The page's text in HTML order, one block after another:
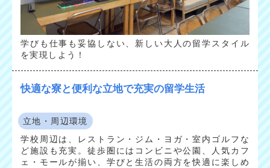
学びも仕事も妥協しない、新しい大人の留学スタイル
を実現しよう！
快適な寮と便利な立地で充実の留学生活
立地・周辺環境
学校周辺は、レストラン・ジム・ヨガ・室内ゴルフな
ど施設も充実。徒歩圏にはコンビニや公園、人気カフ
ェ・モールが揃い、学びと生活の両方を快適に楽しめ